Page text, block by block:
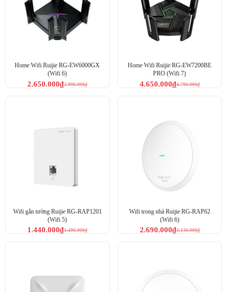
Home Wifi Ruijie RG-EW6000GX
(Wifi 6)
2.990.000₫
2.650.000₫
Home Wifi Ruijie RG-EW7200BE
PRO (Wifi 7)
4.790.000₫
4.650.000₫
Wifi gắn tường Ruijie RG-RAP1201
(Wifi 5)
1.490.000₫
1.440.000₫
Wifi trong nhà Ruijie RG-RAP62
(Wifi 6)
3.130.000₫
2.690.000₫